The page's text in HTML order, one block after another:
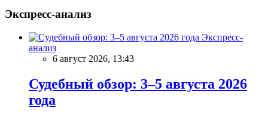
Экспресс-анализ
Экспресс-
анализ
6 август 2026, 13:43
Судебный обзор: 3–5 августа 2026
года